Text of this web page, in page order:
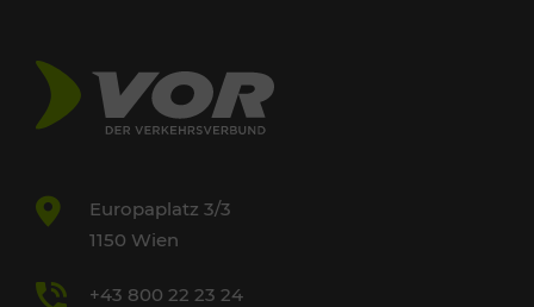
Europaplatz 3/3
1150 Wien
+43 800 22 23 24